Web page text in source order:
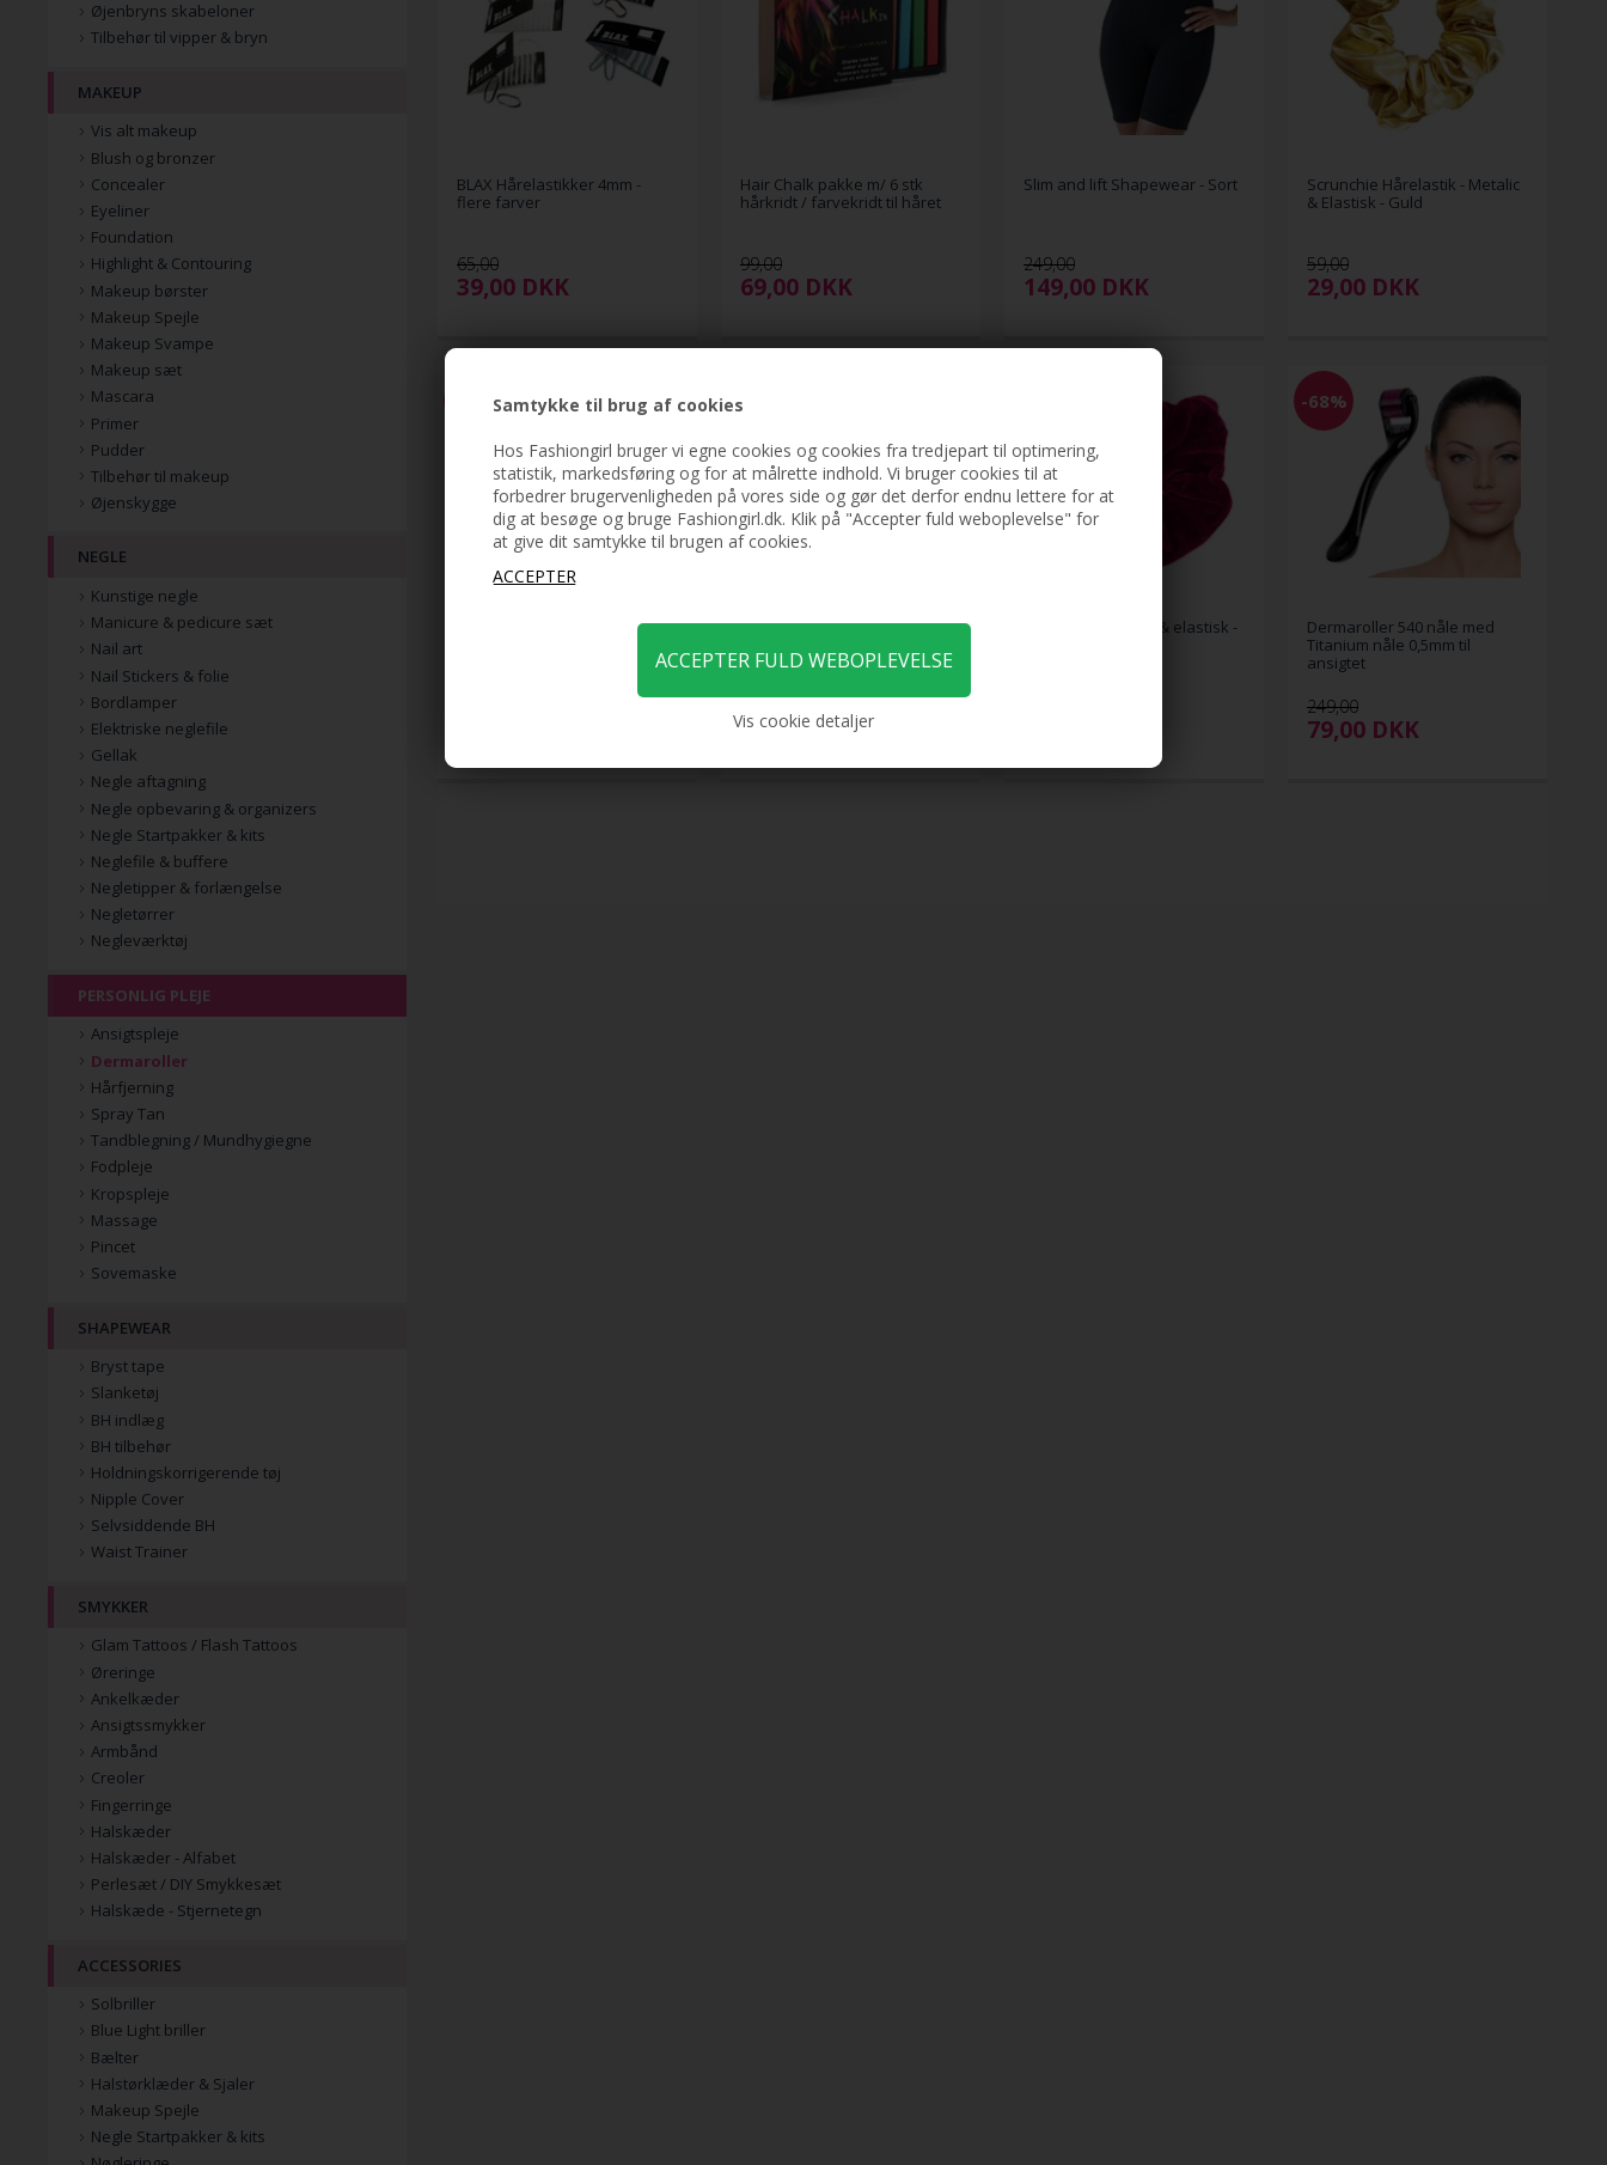
Samtykke til brug af cookies
Hos Fashiongirl bruger vi egne cookies og cookies fra tredjepart til optimering,
statistik, markedsføring og for at målrette indhold. Vi bruger cookies til at
forbedrer brugervenligheden på vores side og gør det derfor endnu lettere for at
dig at besøge og bruge Fashiongirl.dk. Klik på "Accepter fuld weboplevelse" for
at give dit samtykke til brugen af cookies.
Vis cookie detaljer
BLAX Hårelastikker 4mm -
flere farver
65,00
39,00 DKK
Hair Chalk pakke m/ 6 stk
hårkridt / farvekridt til håret
99,00
69,00 DKK
Slim and lift Shapewear - Sort
249,00
149,00 DKK
Scrunchie Hårelastik - Metalic
& Elastisk - Guld
59,00
29,00 DKK
-51%
Scrunchie Hårelastik - Mettalic
-51%
Scrunchie - Velour & elastisk -
29,00DKK
Scrunchie - Velour & elastisk -
-68%
Dermaroller 540 nåle med
Titanium nåle 0,5mm til
ansigtet
249,00
79,00 DKK
Øjenbryns skabeloner
Tilbehør til vipper & bryn
MAKEUP
Vis alt makeup
Blush og bronzer
Concealer
Eyeliner
Foundation
Highlight & Contouring
Makeup børster
Makeup Spejle
Makeup Svampe
Makeup sæt
Mascara
Primer
Pudder
Tilbehør til makeup
Øjenskygge
NEGLE
Kunstige negle
Manicure & pedicure sæt
Nail art
Nail Stickers & folie
Bordlamper
Elektriske neglefile
Gellak
Negle aftagning
Negle opbevaring & organizers
Negle Startpakker & kits
Neglefile & buffere
Negletipper & forlængelse
Negletørrer
Negleværktøj
PERSONLIG PLEJE
Ansigtspleje
Dermaroller
Hårfjerning
Spray Tan
Tandblegning / Mundhygiegne
Fodpleje
Kropspleje
Massage
Pincet
Sovemaske
SHAPEWEAR
Bryst tape
Slanketøj
BH indlæg
BH tilbehør
Holdningskorrigerende tøj
Nipple Cover
Selvsiddende BH
Waist Trainer
SMYKKER
Glam Tattoos / Flash Tattoos
Øreringe
Ankelkæder
Ansigtssmykker
Armbånd
Creoler
Fingerringe
Halskæder
Halskæder - Alfabet
Perlesæt / DIY Smykkesæt
Halskæde - Stjernetegn
ACCESSORIES
Solbriller
Blue Light briller
Bælter
Halstørklæder & Sjaler
Makeup Spejle
Negle Startpakker & kits